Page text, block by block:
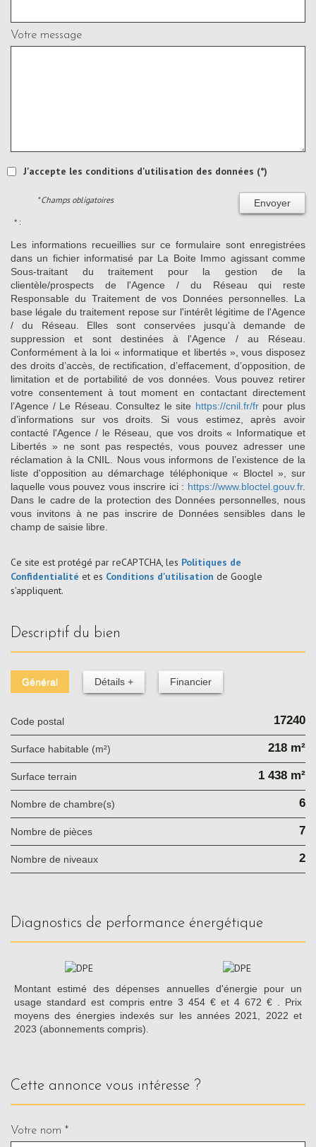
Votre message
J'accepte les conditions d'utilisation des données (*)
Envoyer
* Champs obligatoires
* :
Les informations recueillies sur ce formulaire sont enregistrées
dans un fichier informatisé par La Boite Immo agissant comme
Sous-traitant du traitement pour la gestion de la
clientèle/prospects de l'Agence / du Réseau qui reste
Responsable du Traitement de vos Données personnelles. La
base légale du traitement repose sur l'intérêt légitime de l'Agence
/ du Réseau. Elles sont conservées jusqu'à demande de
suppression et sont destinées à l'Agence / au Réseau.
Conformément à la loi « informatique et libertés », vous disposez
des droits d’accès, de rectification, d’effacement, d’opposition, de
limitation et de portabilité de vos données. Vous pouvez retirer
votre consentement à tout moment en contactant directement
l’Agence / Le Réseau. Consultez le site https://cnil.fr/frpour plus
d’informations sur vos droits. Si vous estimez, après avoir
contacté l'Agence / le Réseau, que vos droits « Informatique et
Libertés » ne sont pas respectés, vous pouvez adresser une
réclamation à la CNIL. Nous vous informons de l’existence de la
liste d'opposition au démarchage téléphonique « Bloctel », sur
laquelle vous pouvez vous inscrire ici : https://www.bloctel.gouv.fr.
Dans le cadre de la protection des Données personnelles, nous
vous invitons à ne pas inscrire de Données sensibles dans le
champ de saisie libre.
Ce site est protégé par reCAPTCHA, les Politiques de
Confidentialité et es Conditions d'utilisation de Google
s'appliquent.
descriptif du bien
Général Détails + Financier
Code postal 17240
Surface habitable (m²) 218 m²
surface terrain 1 438 m²
Nombre de chambre(s) 6
Nombre de pièces 7
Nombre de niveaux 2
diagnostics de performance énergétique
Montant estimé des dépenses annuelles d'énergie pour un
usage standard est compris entre 3 454 € et 4 672 € . Prix
moyens des énergies indexés sur les années 2021, 2022 et
2023 (abonnements compris).
cette annonce vous intéresse ?
Votre nom *